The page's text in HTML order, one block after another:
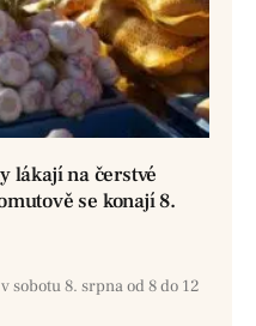
lákají na čerstvé
se konají 8.
sobotu 8. srpna od 8 do 12